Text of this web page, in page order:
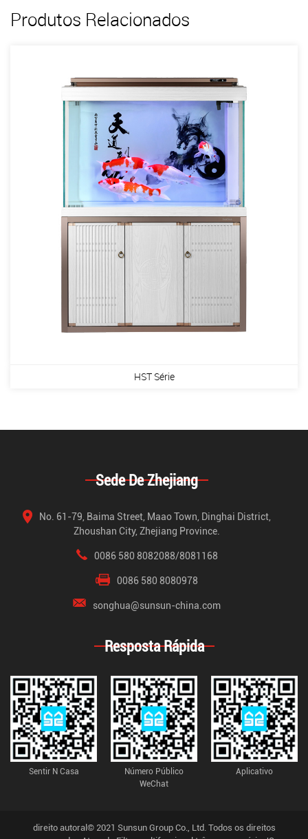
Produtos Relacionados
HST Série
Sede De Zhejiang
No. 61-79, Baima Street, Maao Town, Dinghai District,
Zhoushan City, Zhejiang Province.
0086 580 8082088/8081168
0086 580 8080978
songhua@sunsun-china.com
Resposta Rápida
Sentir N Casa
Número Público
WeChat
Aplicativo
direito autoral© 2021 Sunsun Group Co., Ltd. Todos os direitos